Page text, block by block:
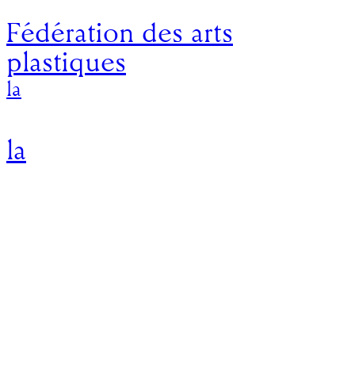
Fédération des arts
plastiques
la
la